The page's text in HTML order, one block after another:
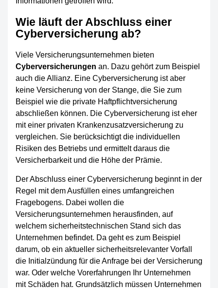
Wie läuft der Abschluss einer
Cyberversicherung ab?
Viele Versicherungsunternehmen bieten
Cyberversicherungen an. Dazu gehört zum Beispiel
auch die Allianz. Eine Cyberversicherung ist aber
keine Versicherung von der Stange, die Sie zum
Beispiel wie die private Haftpflichtversicherung
abschließen können. Die Cyberversicherung ist eher
mit einer privaten Krankenzusatzversicherung zu
vergleichen. Sie berücksichtigt die individuellen
Risiken des Betriebs und ermittelt daraus die
Versicherbarkeit und die Höhe der Prämie.
Der Abschluss einer Cyberversicherung beginnt in der
Regel mit dem Ausfüllen eines umfangreichen
Fragebogens. Dabei wollen die
Versicherungsunternehmen herausfinden, auf
welchem sicherheitstechnischen Stand sich das
Unternehmen befindet. Da geht es zum Beispiel
darum, ob ein aktueller sicherheitsrelevanter Vorfall
die Initialzündung für die Anfrage bei der Versicherung
war. Oder welche Vorerfahrungen Ihr Unternehmen
mit Schäden hat. Grundsätzlich müssen Unternehmen